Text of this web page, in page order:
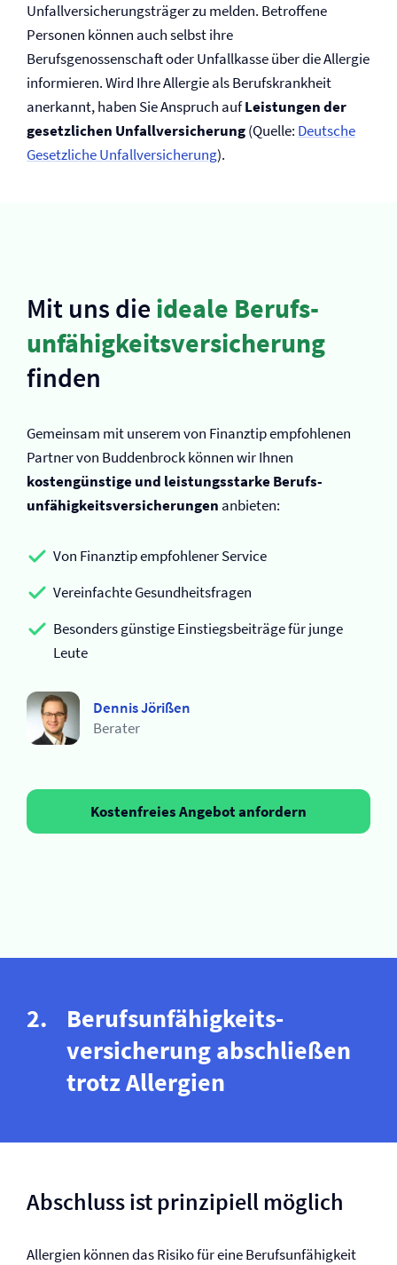
Unfall­versicherungsträger zu melden. Betroffene
Personen können auch selbst ihre
Berufsgenossenschaft oder Unfallkasse über die Allergie
informieren. Wird Ihre Allergie als Berufskrankheit
anerkannt, haben Sie Anspruch aufLeistungen der
gesetzlichen Unfall­versicherung(Quelle: Deutsche
Gesetzliche Unfall­versicherung).
Mit uns die ideale Berufs­
unfähigkeits­versicherung
finden
Gemeinsam mit unserem von Finanztip empfohlenen
Partner von Buddenbrock können wir Ihnen
kostengünstige und leistungsstarke Berufs­
unfähigkeits­versicherungen anbieten:
Von Finanztip empfohlener Service
Vereinfachte Gesundheitsfragen
Besonders günstige Einstiegsbeiträge für junge
Leute
Dennis Jörißen
Berater
Kostenfreies Angebot anfordern
Berufs­unfähigkeits­
versicherung abschließen
trotz Allergien
Abschluss ist prinzipiell möglich
Allergien können das Risiko für eine Berufs­unfähigkeit